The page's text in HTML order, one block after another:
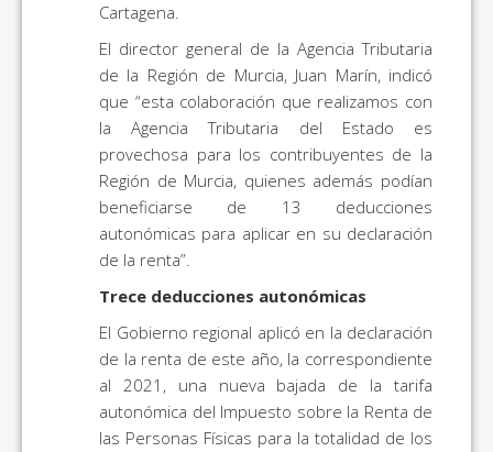
Cartagena.
El director general de la Agencia Tributaria
de la Región de Murcia, Juan Marín, indicó
que “esta colaboración que realizamos con
la Agencia Tributaria del Estado es
provechosa para los contribuyentes de la
Región de Murcia, quienes además podían
beneficiarse de 13 deducciones
autonómicas para aplicar en su declaración
de la renta”.
Trece deducciones autonómicas
El Gobierno regional aplicó en la declaración
de la renta de este año, la correspondiente
al 2021, una nueva bajada de la tarifa
autonómica del Impuesto sobre la Renta de
las Personas Físicas para la totalidad de los